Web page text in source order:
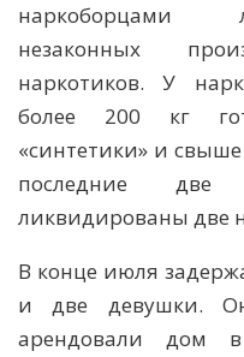
наркоборцами
незаконных
наркотиков. У
более 200 кг
«синтетики» и
последние
ликвидированы две
В конце июля
и две девушки.
арендовали дом в